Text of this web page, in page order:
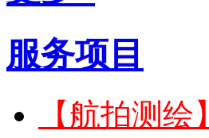
服务项目
【航拍测绘】